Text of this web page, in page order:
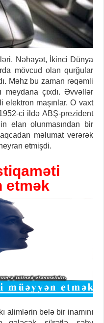
Nəhayət, İkinci Dünya
mövcud olan qurğular
Məhz bu zaman rəqəmli
meydana çıxdı. Əvvəllər
elektron maşınlar. O vaxt
ci ildə ABŞ-prezident
elan olunmasından bir
məlumat verərək
etmişdi.
etmək
alimlərin belə bir inamını